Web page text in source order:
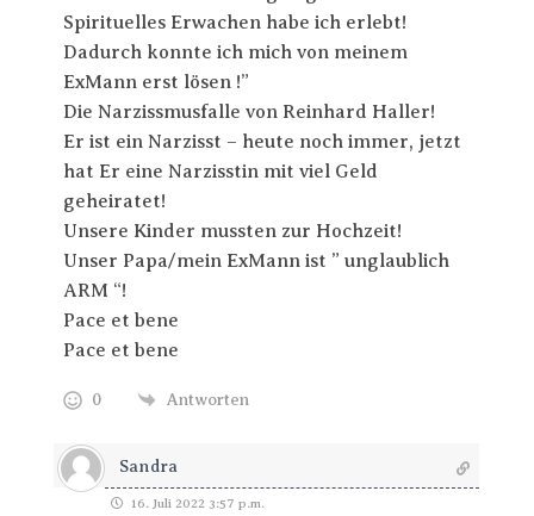
Spirituelles Erwachen habe ich erlebt!
Dadurch konnte ich mich von meinem
ExMann erst lösen !”
Die Narzissmusfalle von Reinhard Haller!
Er ist ein Narzisst – heute noch immer, jetzt
hat Er eine Narzisstin mit viel Geld
geheiratet!
Unsere Kinder mussten zur Hochzeit!
Unser Papa/mein ExMann ist ” unglaublich
ARM “!
Pace et bene
Pace et bene
0 Antworten
Sandra
16. Juli 2022 3:57 p.m.